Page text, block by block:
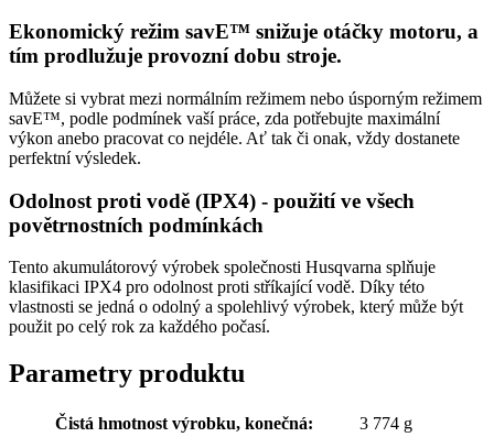
Ekonomický režim savE™ snižuje otáčky motoru, a
tím prodlužuje provozní dobu stroje.
Můžete si vybrat mezi normálním režimem nebo úsporným režimem
savE™, podle podmínek vaší práce, zda potřebujte maximální
výkon anebo pracovat co nejdéle. Ať tak či onak, vždy dostanete
perfektní výsledek.
Odolnost proti vodě (IPX4) - použití ve všech
povětrnostních podmínkách
Tento akumulátorový výrobek společnosti Husqvarna splňuje
klasifikaci IPX4 pro odolnost proti stříkající vodě. Díky této
vlastnosti se jedná o odolný a spolehlivý výrobek, který může být
použit po celý rok za každého počasí.
Parametry produktu
Čistá hmotnost výrobku, konečná:
3 774 g